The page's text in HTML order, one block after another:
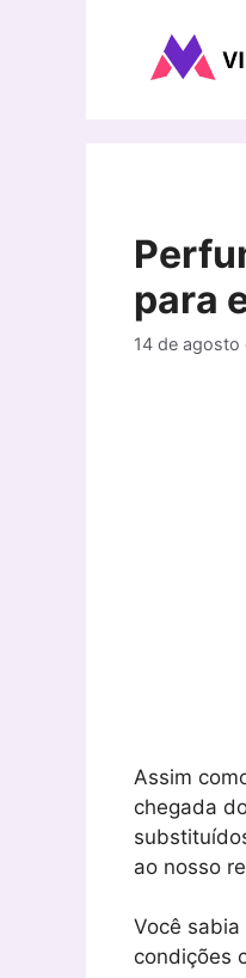
para
14 de agosto
Assim
chegada
ao nosso
Você
condições